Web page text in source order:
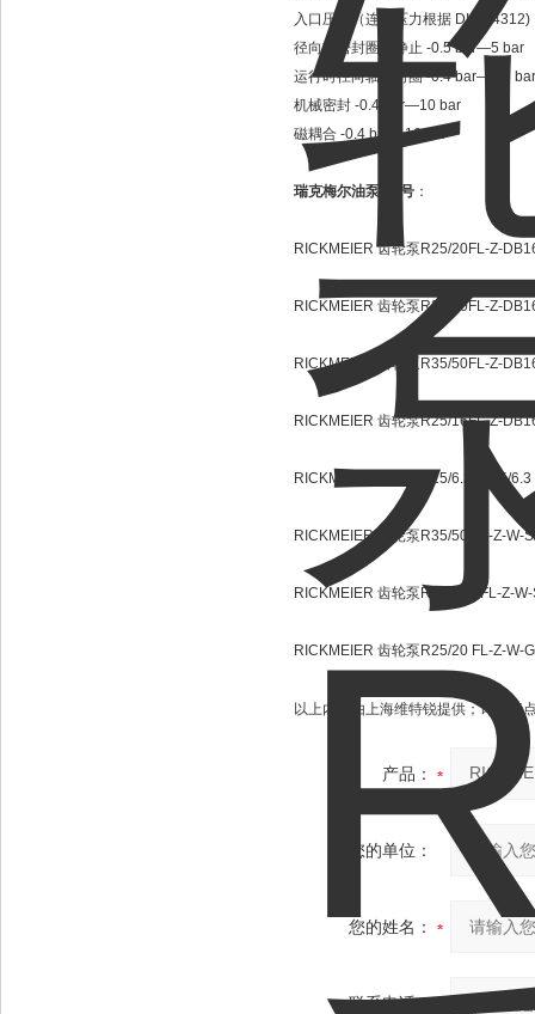
入口压力（连续压力根据 DIN 24312)
径向轴密封圈，静止 -0.5 bar—5 bar
运行时径向轴密封圈 -0.4 bar—0.5
机械密封 -0.4 bar—10 bar
磁耦合 -0.4 bar—16 bar
瑞克梅尔油泵*型号 ：
RICKMEIER 齿轮泵R25/20FL-Z-
RICKMEIER 齿轮泵R35/50FL-Z-
RICKMEIER 齿轮泵R35/50FL-Z-
RICKMEIER 齿轮泵R25/16FL-Z-
RICKMEIER 齿轮泵R25/6.3+R25/
RICKMEIER 齿轮泵R35/50 FL-Z-W-
RICKMEIER 齿轮泵R65/630 FL-Z-
RICKMEIER 齿轮泵R25/20 FL-Z-W-
以上内容由上海维特锐提供；详情请
产品：
您的单位：
您的姓名：
联系电话：